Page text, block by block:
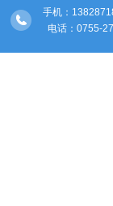
河道保洁项目
绿化管养项目
手机：
  电话：